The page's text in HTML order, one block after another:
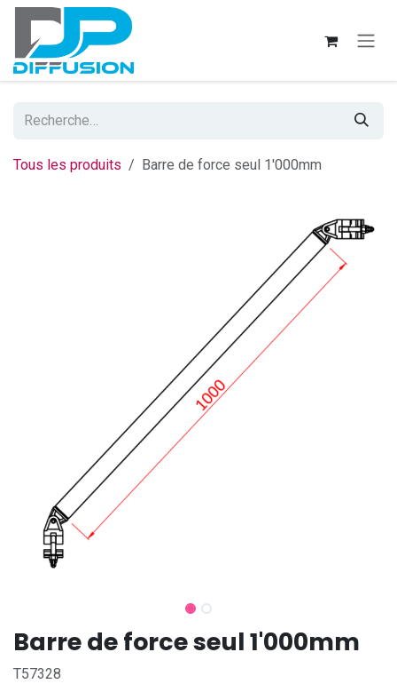
Se rendre au contenu
Tous les produits Barre de force seul 1'000mm
Barre de force seul 1'000mm
T57328